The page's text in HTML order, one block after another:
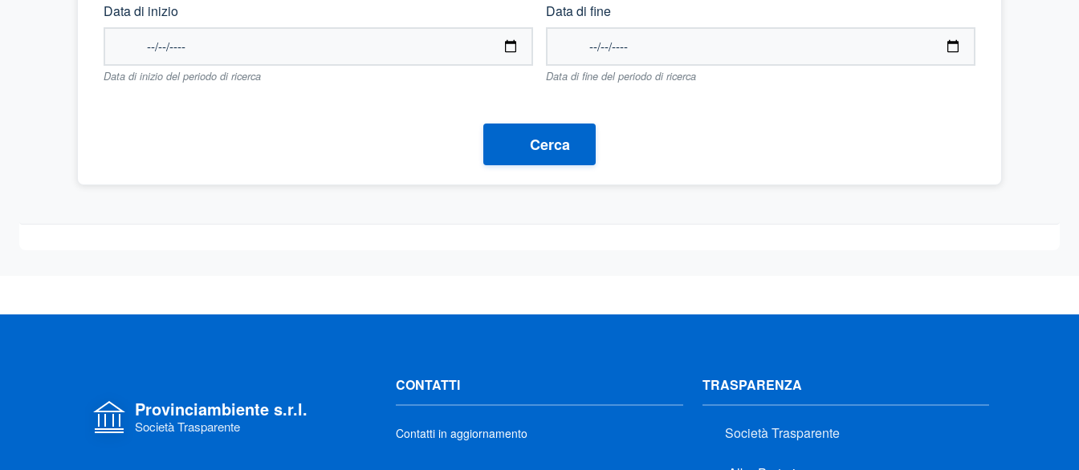
Data di inizio
Data di inizio del periodo di ricerca
Data di fine
Data di fine del periodo di ricerca
Cerca
Provinciambiente s.r.l.
Società Trasparente
CONTATTI
Contatti in aggiornamento
TRASPARENZA
Società Trasparente